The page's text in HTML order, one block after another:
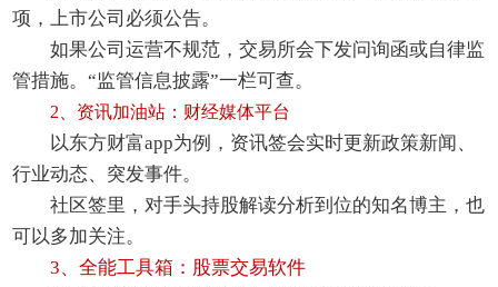
项，上市公司必须公告。
如果公司运营不规范，交易所会下发问询函或自律监
管措施。“监管信息披露”一栏可查。
2、资讯加油站：财经媒体平台
以东方财富app为例，资讯签会实时更新政策新闻、
行业动态、突发事件。
社区签里，对手头持股解读分析到位的知名博主，也
可以多加关注。
3、全能工具箱：股票交易软件